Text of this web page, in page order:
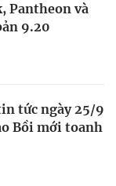
Pantheon và
9.20
tức ngày 25/9
Bồi mới toanh